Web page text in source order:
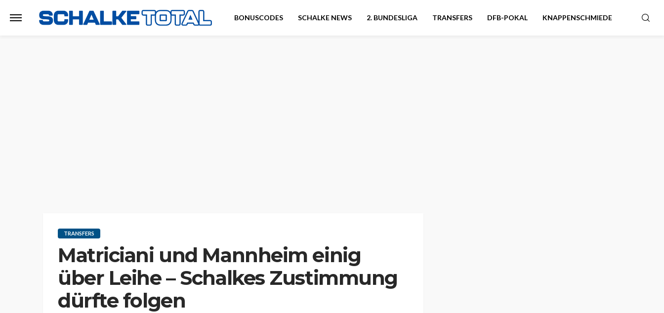
BONUSCODES SCHALKE NEWS 2. BUNDESLIGA TRANSFERS DFB-POKAL KNAPPENSCHMIEDE
TRANSFERS
Matriciani und Mannheim einig
über Leihe – Schalkes Zustimmung
dürfte folgen